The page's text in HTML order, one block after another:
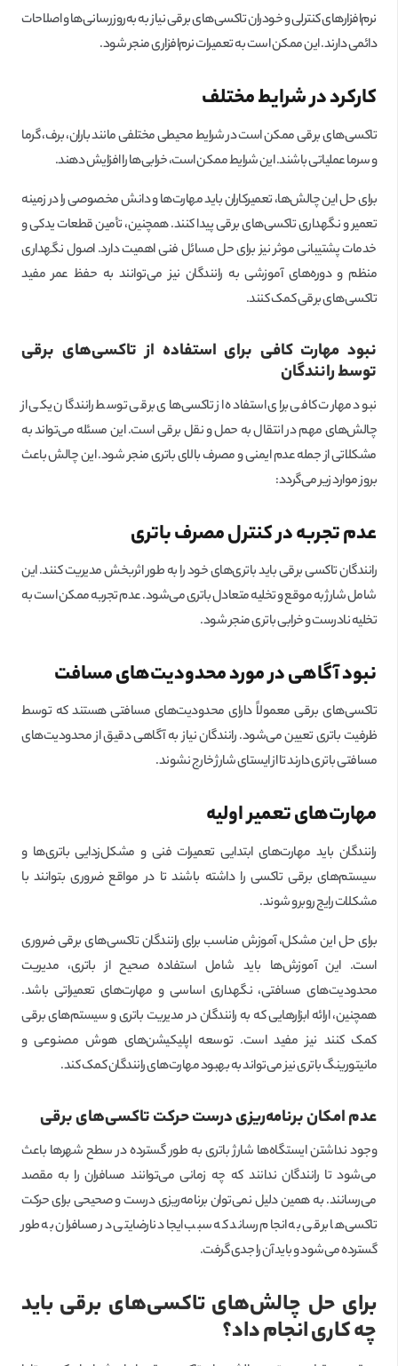
نرم‌افزارهای کنترلی و خودران تاکسی‌های برقی نیاز به به‌روزرسانی‌ها و اصلاحات
دائمی دارند. این ممکن است به تعمیرات نرم‌افزاری منجر شود.
کارکرد در شرایط مختلف
تاکسی‌های برقی ممکن است در شرایط محیطی مختلفی مانند باران، برف، گرما
و سرما عملیاتی باشند. این شرایط ممکن است، خرابی‌ها را افزایش دهند.
برای حل این چالش‌ها، تعمیرکاران باید مهارت‌ها و دانش مخصوصی را در زمینه
تعمیر و نگهداری تاکسی‌های برقی پیدا کنند. همچنین، تأمین قطعات یدکی و
خدمات پشتیبانی موثر نیز برای حل مسائل فنی اهمیت دارد. اصول نگهداری
منظم و دوره‌های آموزشی به رانندگان نیز می‌توانند به حفظ عمر مفید
تاکسی‌های برقی کمک کنند.
نبود مهارت کافی برای استفاده از تاکسی‌های برقی
توسط رانندگان
نبود مهارت کافی برای استفاده از تاکسی‌های برقی توسط رانندگان یکی از
چالش‌های مهم در انتقال به حمل و نقل برقی است. این مسئله می‌تواند به
مشکلاتی از جمله عدم ایمنی و مصرف بالای باتری منجر شود. این چالش باعث
بروز موارد زیر می‌گردد:
عدم تجربه در کنترل مصرف باتری
رانندگان تاکسی برقی باید باتری‌های خود را به طور اثربخش مدیریت کنند. این
شامل شارژ به موقع و تخلیه متعادل باتری می‌شود. عدم تجربه ممکن است به
تخلیه نادرست و خرابی باتری منجر شود.
نبود آگاهی در مورد محدودیت‌های مسافت
تاکسی‌های برقی معمولاً دارای محدودیت‌های مسافتی هستند که توسط
ظرفیت باتری تعیین می‌شود. رانندگان نیاز به آگاهی دقیق از محدودیت‌های
مسافتی باتری دارند تا از ایستای شارژ خارج نشوند.
مهارت‌های تعمیر اولیه
رانندگان باید مهارت‌های ابتدایی تعمیرات فنی و مشکل‌زدایی باتری‌ها و
سیستم‌های برقی تاکسی را داشته باشند تا در مواقع ضروری بتوانند با
مشکلات رایج روبرو شوند.
برای حل این مشکل، آموزش مناسب برای رانندگان تاکسی‌های برقی ضروری
است. این آموزش‌ها باید شامل استفاده صحیح از باتری، مدیریت
محدودیت‌های مسافتی، نگهداری اساسی و مهارت‌های تعمیراتی باشد.
همچنین، ارائه ابزارهایی که به رانندگان در مدیریت باتری و سیستم‌های برقی
کمک کنند نیز مفید است. توسعه اپلیکیشن‌های هوش مصنوعی و
مانیتورینگ باتری نیز می‌تواند به بهبود مهارت‌های رانندگان کمک کند.
عدم امکان برنامه‌ریزی درست حرکت تاکسی‌های برقی
وجود نداشتن ایستگاه‌ها شارژ باتری به طور گسترده در سطح شهرها باعث
می‌شود تا رانندگان ندانند که چه زمانی می‌توانند مسافران را به مقصد
می‌رسانند. به همین دلیل نمی‌توان برنامه‌ریزی درست و صحیحی برای حرکت
تاکسی‌ها برقی به انجام رساند که سبب ایجاد نارضایتی در مسافران به طور
گسترده می‌شود و باید آن را جدی گرفت.
برای حل چالش‌های تاکسی‌های برقی باید
چه کاری انجام داد؟